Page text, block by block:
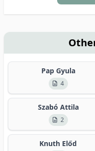
Pap Gyula
4
Szabó Attila
2
Knuth Előd